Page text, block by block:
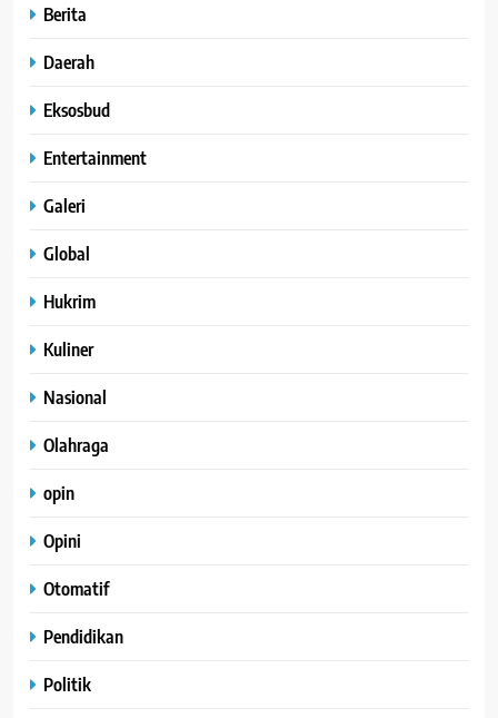
Berita
Daerah
Eksosbud
Entertainment
Galeri
Global
Hukrim
Kuliner
Nasional
Olahraga
opin
Opini
Otomatif
Pendidikan
Politik